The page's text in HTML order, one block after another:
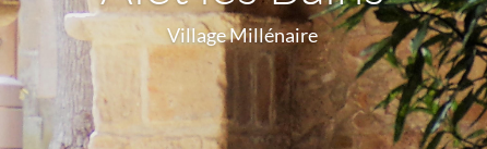
Village Millénaire